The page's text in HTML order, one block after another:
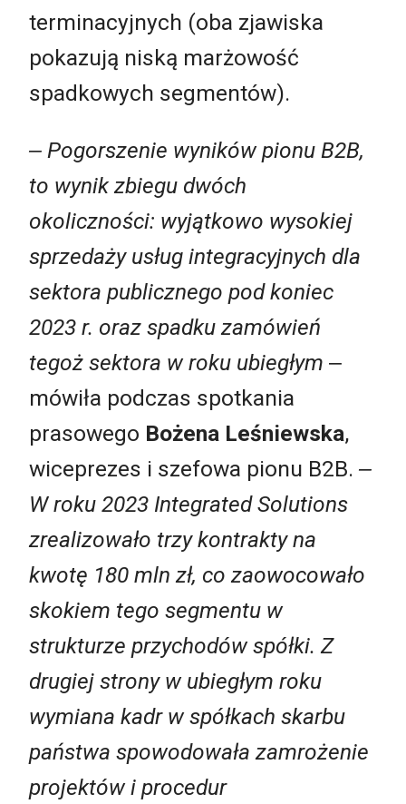
terminacyjnych (oba zjawiska
pokazują niską marżowość
spadkowych segmentów).
‒ Pogorszenie wyników pionu B2B,
to wynik zbiegu dwóch
okoliczności: wyjątkowo wysokiej
sprzedaży usług integracyjnych dla
sektora publicznego pod koniec
2023 r. oraz spadku zamówień
tegoż sektora w roku ubiegłym ‒
mówiła podczas spotkania
prasowego Bożena Leśniewska,
wiceprezes i szefowa pionu B2B. ‒
W roku 2023 Integrated Solutions
zrealizowało trzy kontrakty na
kwotę 180 mln zł, co zaowocowało
skokiem tego segmentu w
strukturze przychodów spółki. Z
drugiej strony w ubiegłym roku
wymiana kadr w spółkach skarbu
państwa spowodowała zamrożenie
projektów i procedur